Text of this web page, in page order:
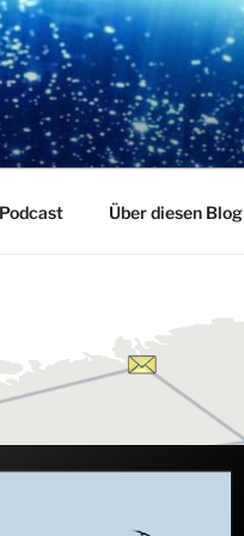
Podcast Über diesen Blog